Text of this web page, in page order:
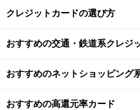
クレジットカードの選び方
おすすめの交通・鉄道系クレジ
おすすめのネットショッピング
おすすめの高還元率カード